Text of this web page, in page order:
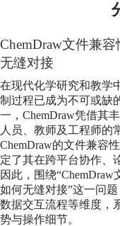
ChemDraw文件兼
无缝对接
在现代化学研究和教学
制过程已成为不可或缺
一，ChemDraw凭借其
人员、教师及工程师的
ChemDraw的文件兼容
定了其在跨平台协作、
因此，围绕
如何无缝对接”这一问
数据交互流程等维度，
势与操作细节。